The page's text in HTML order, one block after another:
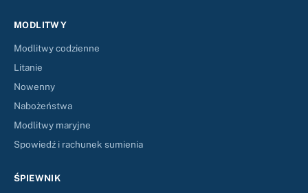
MODLITWY
Modlitwy codzienne
Litanie
Nowenny
Nabożeństwa
Modlitwy maryjne
Spowiedź i rachunek sumienia
ŚPIEWNIK